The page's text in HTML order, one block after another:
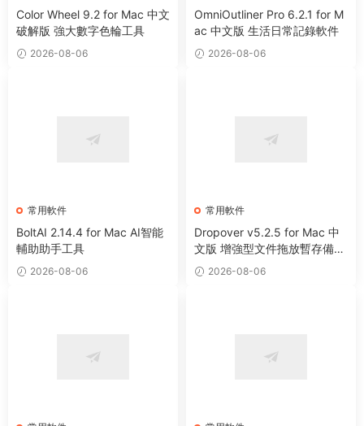
Color Wheel 9.2 for Mac 中文
破解版 強大數字色輪工具
2026-08-06
OmniOutliner Pro 6.2.1 for M
ac 中文版 生活日常記錄軟件
2026-08-06
常用軟件
BoltAI 2.14.4 for Mac AI智能
輔助助手工具
2026-08-06
常用軟件
Dropover v5.2.5 for Mac 中
文版 增強型文件拖放暫存備用
整理工具
2026-08-06